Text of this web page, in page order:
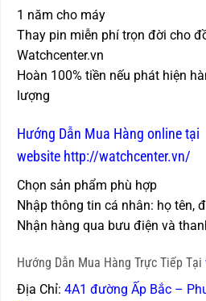
1 năm cho máy
Thay pin miễn phí trọn đời cho
Watchcenter.vn
Hoàn 100% tiền nếu phát hiện
lượng
Hướng Dẫn Mua Hàng online tại
website http://watchcenter.vn/
Chọn sản phẩm phù hợp
Nhập thông tin cá nhân: họ tên,
Nhận hàng qua bưu điện và
Hướng Dẫn Mua Hàng Trực Tiếp Tại
Địa Chỉ: 4A1 đường Ấp Bắc –